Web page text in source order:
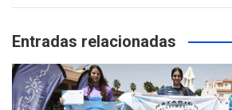
Entradas relacionadas